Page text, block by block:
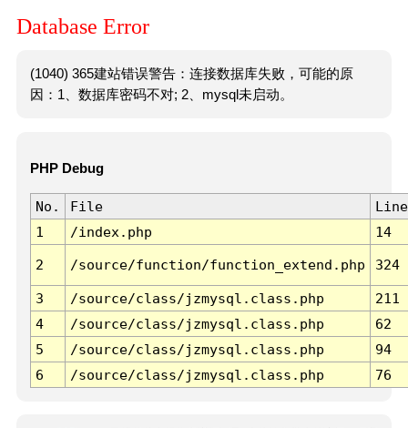
Database Error
(1040) 365建站错误警告：连接数据库失败，可能的原
因：1、数据库密码不对; 2、mysql未启动。
PHP Debug
No. File
Line
1
/index.php 14
2 /source/function/function_extend.php 324
3 /source/class/jzmysql.class.php
211
4
/source/class/jzmysql.class.php
62
5
/source/class/jzmysql.class.php
94
6
/source/class/jzmysql.class.php 76